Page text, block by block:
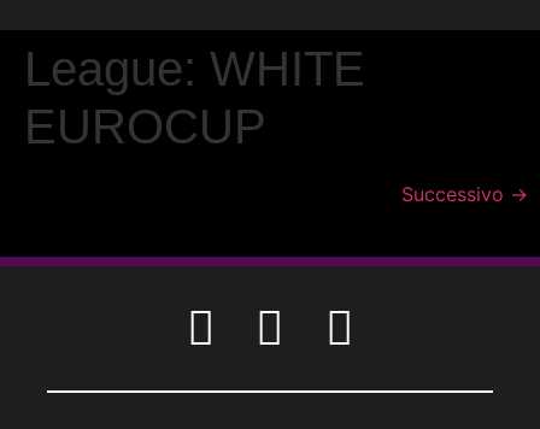
League: WHITE
EUROCUP
Successivo →